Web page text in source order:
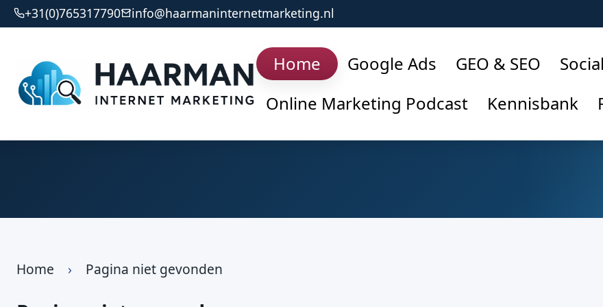
+31(0)765317790 info@haarmaninternetmarketing.nl
Home Google Ads GEO & SEO
Online Marketing Podcast
Kennisbank
Home › Pagina niet gevonden